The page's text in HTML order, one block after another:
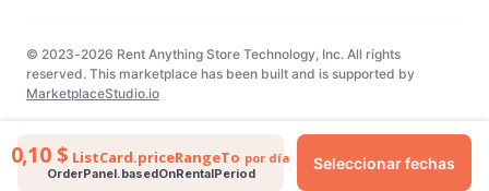
0,10 $ ListCard.priceRangeTo por día
OrderPanel.basedOnRentalPeriod
Seleccionar fechas
© 2023-2026 Rent Anything Store Technology, Inc. All rights
reserved. This marketplace has been built and is supported by
MarketplaceStudio.io